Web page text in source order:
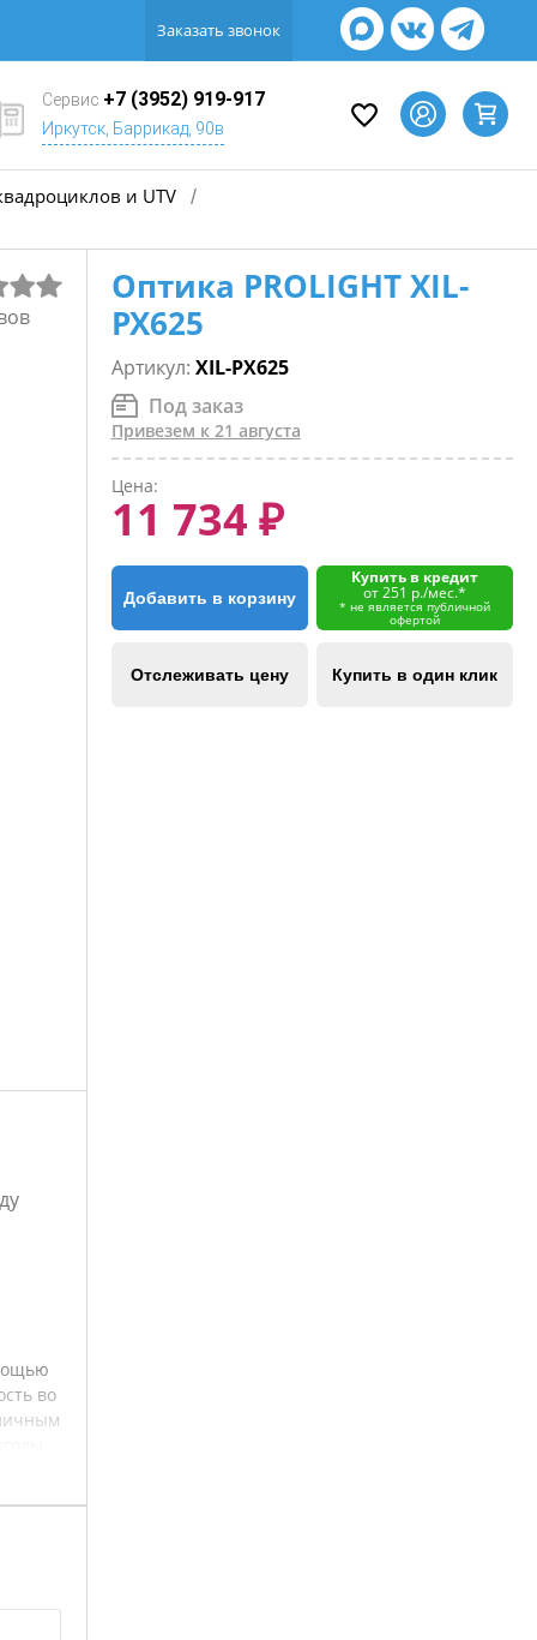
Заказать звонок
Сервис +7 (3952) 919-917
Иркутск, Баррикад, 90в
и UTV
/
во
Оптика PROLIGHT XIL-
PX625
Артикул: XIL-PX625
Под заказ
Привезем к 21 августа
Цена:
11 734 ₽
Добавить в корзину
Купить в кредит
от 251 р./мес.*
* не является публичной
офертой
Отслеживать цену Купить в один клик